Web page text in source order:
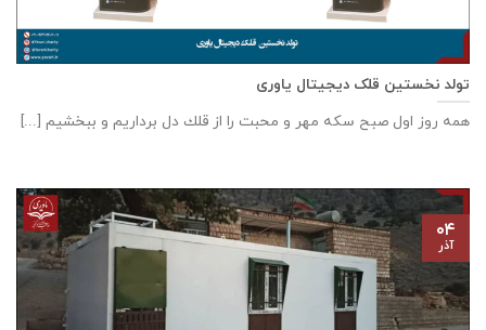
تولد نخستین قلک دیجیتال یاوری
همه روز اول صبح سكه مهر و محبت را از قلك دل برداريم و ببخشيم [...]
۰۴
آذر